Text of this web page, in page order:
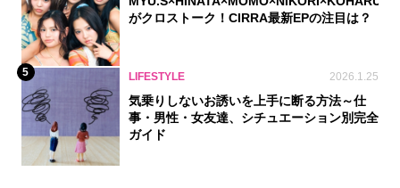
がクロストーク！CIRRA最新EPの注目は？
5 LIFESTYLE 2026.1.25
気乗りしないお誘いを上手に断る方法～仕
事・男性・女友達、シチュエーション別完全
ガイド